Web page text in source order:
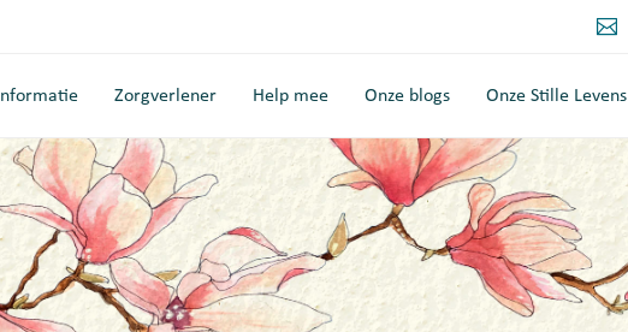
Informatie Zorgverlener Help mee Onze blogs Onze Stille Levens